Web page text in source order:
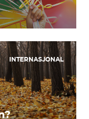
INTERNASJONAL